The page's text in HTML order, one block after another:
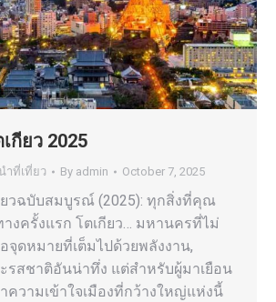
กียว 2025
ำที่เที่ยว By admin October 7, 2025
ยวฉบับสมบูรณ์ (2025): ทุกสิ่งที่คุณ
งครั้งแรก โตเกียว… มหานครที่ไม่
จุดหมายที่เต็มไปด้วยพลังงาน,
รสชาติอันน่าทึ่ง แต่สำหรับผู้มาเยือน
ความเข้าใจเมืองที่กว้างใหญ่แห่งนี้